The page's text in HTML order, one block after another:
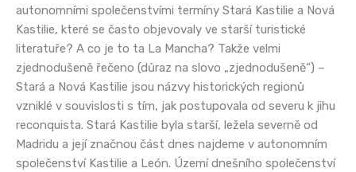
autonomními společenstvími termíny Stará Kastilie a Nová
Kastilie, které se často objevovaly ve starší turistické
literatuře? A co je to ta La Mancha? Takže velmi
zjednodušeně řečeno (důraz na slovo „zjednodušeně“) –
Stará a Nová Kastilie jsou názvy historických regionů
vzniklé v souvislosti s tím, jak postupovala od severu k jihu
reconquista. Stará Kastilie byla starší, ležela severně od
Madridu a její značnou část dnes najdeme v autonomním
společenství Kastilie a León. Území dnešního společenství